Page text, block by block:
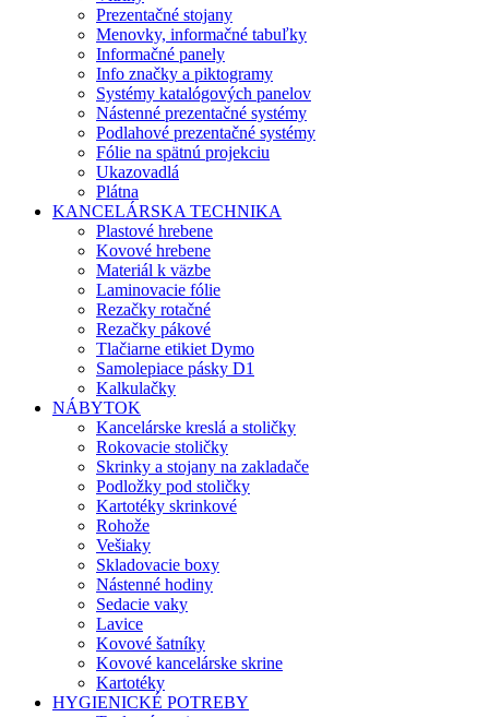
Prezentačné stojany
Menovky, informačné tabuľky
Informačné panely
Info značky a piktogramy
Systémy katalógových panelov
Nástenné prezentačné systémy
Podlahové prezentačné systémy
Fólie na spätnú projekciu
Ukazovadlá
Plátna
KANCELÁRSKA TECHNIKA
Plastové hrebene
Kovové hrebene
Materiál k väzbe
Laminovacie fólie
Rezačky rotačné
Rezačky pákové
Tlačiarne etikiet Dymo
Samolepiace pásky D1
Kalkulačky
NÁBYTOK
Kancelárske kreslá a stoličky
Rokovacie stoličky
Skrinky a stojany na zakladače
Podložky pod stoličky
Kartotéky skrinkové
Rohože
Vešiaky
Skladovacie boxy
Nástenné hodiny
Sedacie vaky
Lavice
Kovové šatníky
Kovové kancelárske skrine
Kartotéky
HYGIENICKÉ POTREBY